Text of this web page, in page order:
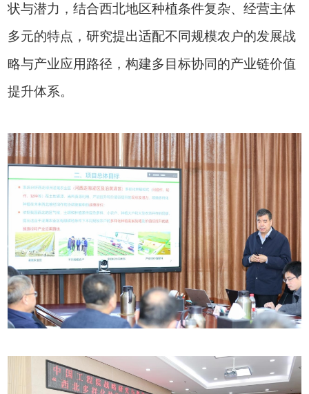
状与潜力，结合西北地区种植条件复杂、经营主体
多元的特点，研究提出适配不同规模农户的发展战
略与产业应用路径，构建多目标协同的产业链价值
提升体系。